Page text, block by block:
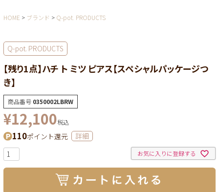
HOME ブランド Q-pot. PRODUCTS
Q-pot. PRODUCTS
【残り1点】ハチ ト ミツ ピアス【スペシャルパッケージつ
き】
商品番号 0350002LBRW
¥12,100税込
110ポイント還元 詳細
お気に入りに登録する